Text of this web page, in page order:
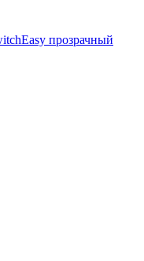
прозрачный